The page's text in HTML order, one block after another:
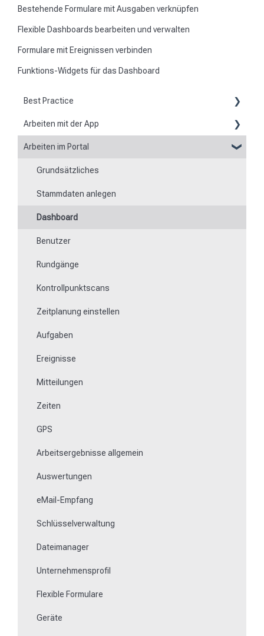
Bestehende Formulare mit Ausgaben verknüpfen
Flexible Dashboards bearbeiten und verwalten
Formulare mit Ereignissen verbinden
Funktions-Widgets für das Dashboard
Best Practice
Berichte
Flexible Formulare
Zeiten
Besonderheit von Mobilgeräten
Arbeiten mit der App
Grundsätzliches zur App
Scannen von Kontrollpunkten
Navigation zu Einsatzorten
Rundgänge
Offline arbeiten
Ereignisse
Arbeits- und Bereichszeiterfassung
Dateimanager
Mitteilungen
Formulare ausfüllen
Schlüsselmanagement
NFC-Medien einlernen
Fehlende oder defekte Kontrollpunkte austauschen
Wie lerne ich Beacons ein?
Arbeiten mit dem Ticketsystem
Arbeiten im Portal
Grundsätzliches
Stammdaten anlegen
Dashboard
Benutzer
Rundgänge
Kontrollpunktscans
Zeitplanung einstellen
Aufgaben
Ereignisse
Mitteilungen
Zeiten
GPS
Arbeitsergebnisse allgemein
Auswertungen
eMail-Empfang
Schlüsselverwaltung
Dateimanager
Unternehmensprofil
Flexible Formulare
Geräte